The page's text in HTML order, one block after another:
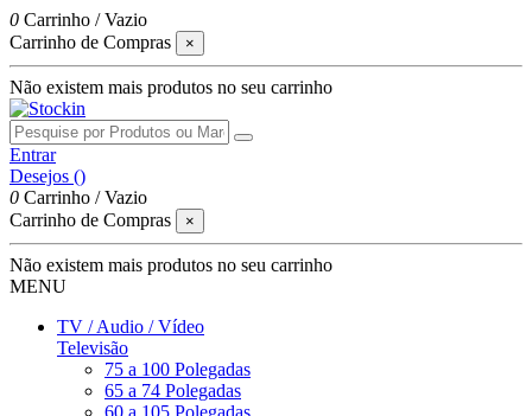
0 Carrinho /Vazio
Carrinho de Compras
×
Não existem mais produtos no seu carrinho
Entrar
Desejos ()
0 Carrinho /Vazio
Carrinho de Compras
×
Não existem mais produtos no seu carrinho
MENU
TV / Audio / Vídeo
Televisão
75 a 100 Polegadas
65 a 74 Polegadas
60 a 105 Polegadas